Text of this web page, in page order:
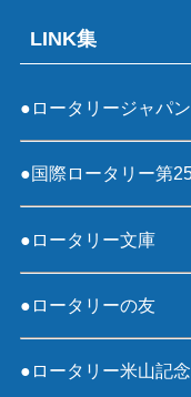
LINK集
●ロータリージャパ
●国際ロータリー第
●ロータリー文庫
●ロータリーの友
●ロータリー米山記